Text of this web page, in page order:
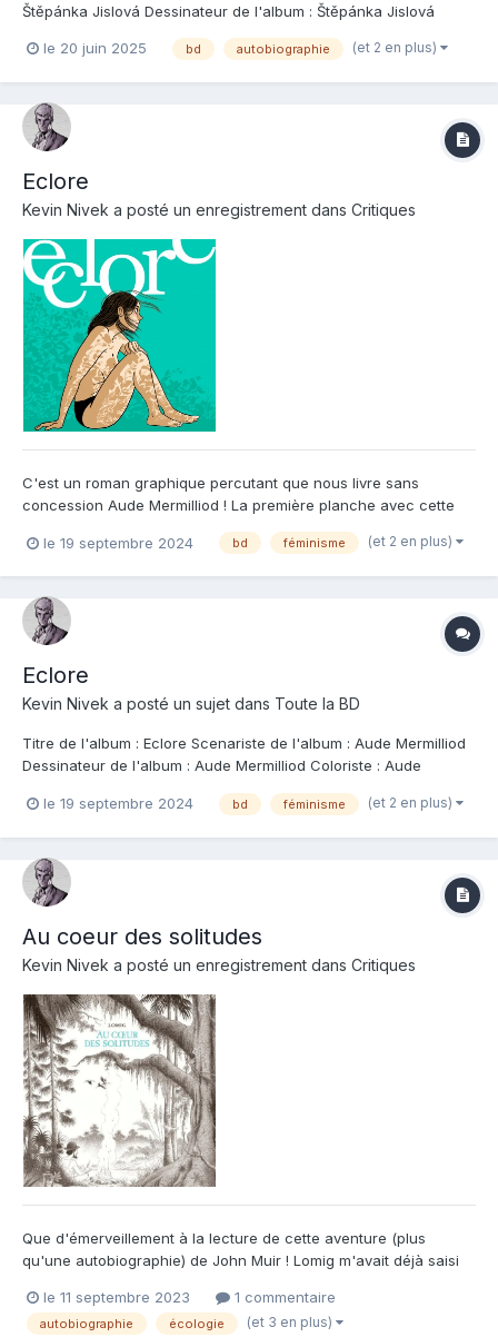
Štěpánka Jislová Dessinateur de l'album : Štěpánka Jislová
Résumé de l'album : D'où vient l'amour ? L'autrice nous emmène
le 20 juin 2025 bd autobiographie (et 2 en plus)
Eclore
Kevin Nivek a posté un enregistrement dans Critiques
C'est un roman graphique percutant que nous livre sans
concession Aude Mermilliod ! La première planche avec cette
, est très forte dans sa symbolique . Elle représente
découvert...
le 19 septembre 2024 bd féminisme (et 2 en plus)
Eclore
Kevin Nivek a posté un sujet dans Toute la BD
Titre de l'album : Eclore Scenariste de l'album : Aude Mermilliod
Dessinateur de l'album : Aude Mermilliod Coloriste : Aude
l'album : « Après Il fallait que je vous le dise, Aude Mermilliod
le 19 septembre 2024 bd féminisme (et 2 en plus)
Au coeur des solitudes
Kevin Nivek a posté un enregistrement dans Critiques
Que d'émerveillement à la lecture de cette aventure (plus
qu'une autobiographie) de John Muir ! Lomig m'avait déjà saisi
forêt ; il récidive ici avec ce périple dans les gigantesques forêts
et montagnes américaines . Son trait fin d'une...
le 11 septembre 2023 1 commentaire
autobiographie écologie (et 3 en plus)